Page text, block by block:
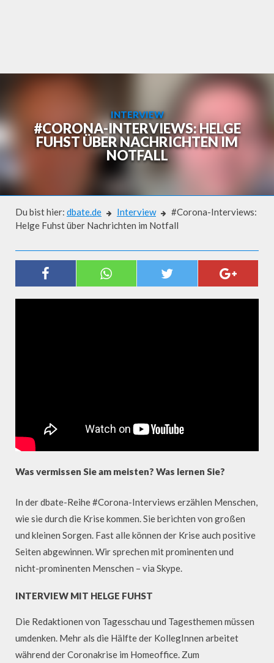
INTERVIEW
#CORONA-INTERVIEWS: HELGE
FUHST ÜBER NACHRICHTEN IM
NOTFALL
Du bist hier: dbate.de Interview
#Corona-Interviews:
Helge Fuhst über Nachrichten im Notfall
#CORONA-INTERVIEWS: HELGE
FUHST ÜBER NACHRICHTEN IM
NOTFALL
Was vermissen Sie am meisten? Was lernen Sie?
In der dbate-Reihe #Corona-Interviews erzählen Menschen,
wie sie durch die Krise kommen. Sie berichten von großen
und kleinen Sorgen. Fast alle können der Krise auch positive
Seiten abgewinnen. Wir sprechen mit prominenten und
nicht-prominenten Menschen – via Skype.
INTERVIEW MIT HELGE FUHST
Die Redaktionen von Tagesschau und Tagesthemen müssen
umdenken. Mehr als die Hälfte der KollegInnen arbeitet
während der Coronakrise im Homeoffice. Zum